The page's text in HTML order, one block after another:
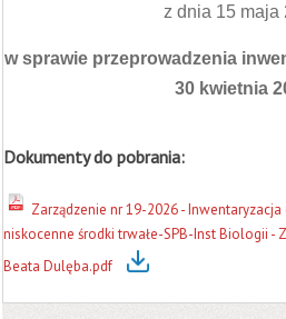
z dnia 15 maja
w sprawie przeprowadzenia
30 kwietnia
Dokumenty do pobrania:
Zarządzenie nr 19-2026 - Inwentaryzacja
niskocenne środki trwałe-SPB-Inst Biologii -
Beata Dulęba.pdf